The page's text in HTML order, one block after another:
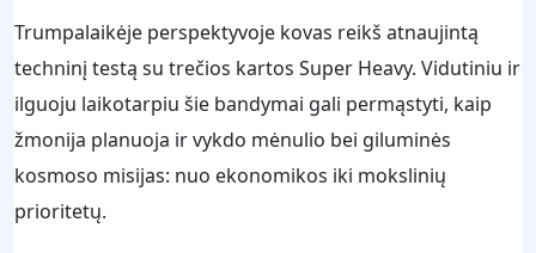
Trumpalaikėje perspektyvoje kovas reikš atnaujintą
techninį testą su trečios kartos Super Heavy. Vidutiniu ir
ilguoju laikotarpiu šie bandymai gali permąstyti, kaip
žmonija planuoja ir vykdo mėnulio bei giluminės
kosmoso misijas: nuo ekonomikos iki mokslinių
prioritetų.